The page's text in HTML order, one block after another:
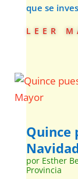
que se
leer
Quince
por Esther
Provincia